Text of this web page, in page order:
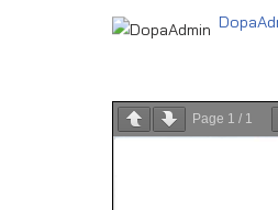
Page 1 / 1